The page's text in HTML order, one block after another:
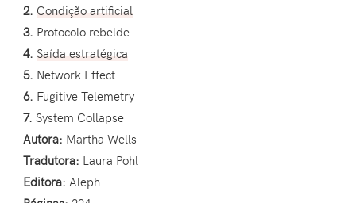
2. Condição artificial
3. Protocolo rebelde
4. Saída estratégica
5. Network Effect
6. Fugitive Telemetry
7. System Collapse
Autora: Martha Wells
Tradutora: Laura Pohl
Editora: Aleph